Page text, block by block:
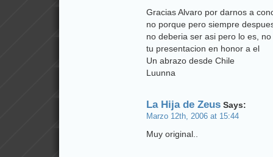
Gracias Alvaro por darnos a
no porque pero siempre
no deberia ser asi pero lo es,
tu presentacion en honor a el
Un abrazo desde Chile
Luunna
La Hija de Zeus Says:
Marzo 12th, 2006 at 15:44
Muy original..